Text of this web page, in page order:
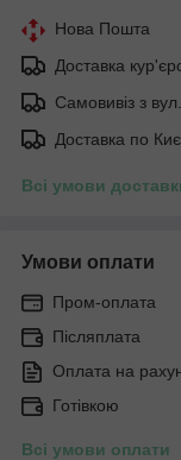
Нова Пошта
Доставка
Самовивіз з
Доставка по
Всі умови
Умови оплати
Пром-оплата
Післяплата
Оплата на
Готівкою
Всі умови оплати